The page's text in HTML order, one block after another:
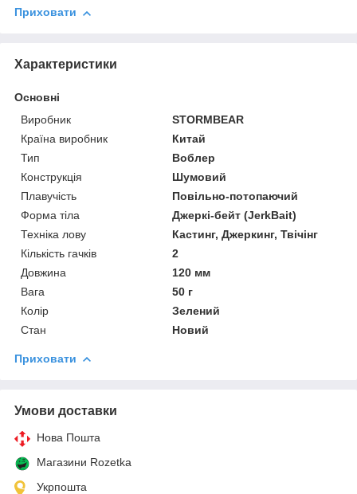
Приховати
Характеристики
Основні
Виробник
STORMBEAR
Країна виробник
Китай
Тип
Воблер
Конструкція
Шумовий
Плавучість
Повільно-потопаючий
Форма тіла
Джеркі-бейт (JerkBait)
Техніка лову
Кастинг, Джеркинг, Твічінг
Кількість гачків
2
Довжина
120 мм
Вага
50 г
Колір
Зелений
Стан
Новий
Приховати
Умови доставки
Нова Пошта
Магазини Rozetka
Укрпошта